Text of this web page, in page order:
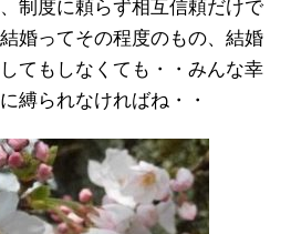
制度に頼らず相互信頼だけで
婚ってその程度のもの、結婚
てもしなくても・・みんな幸
縛られなければね・・